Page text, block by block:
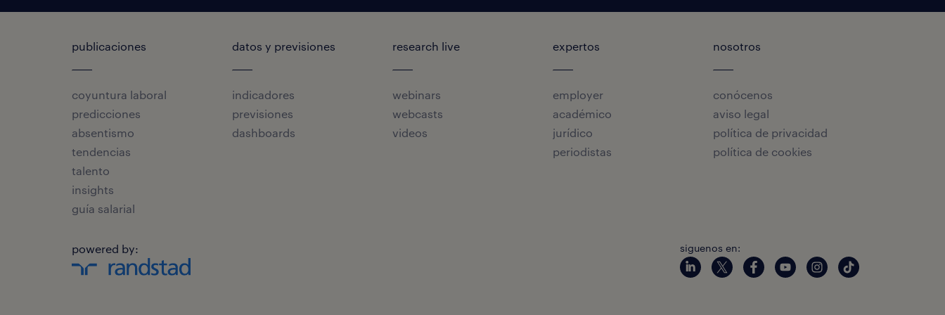
publicaciones
coyuntura laboral
predicciones
absentismo
tendencias
talento
insights
guía salarial
datos y previsiones
indicadores
previsiones
dashboards
research live
webinars
webcasts
videos
expertos
employer
académico
jurídico
periodistas
nosotros
conócenos
aviso legal
política de privacidad
política de cookies
powered by: siguenos en: